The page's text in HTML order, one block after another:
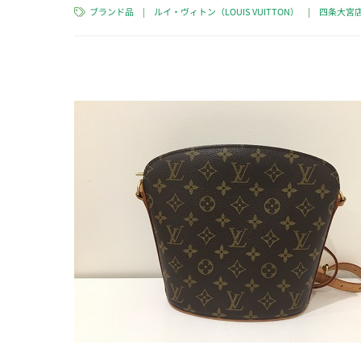
ブランド品 | ルイ・ヴィトン（LOUIS VUITTON） | 四条大宮